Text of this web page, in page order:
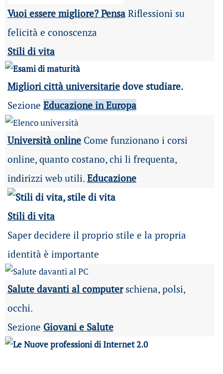
Vuoi essere migliore? PensaRiflessioni su
felicità e conoscenza
Stili di vita
Migliori città universitariedove studiare.
Sezione Educazione in Europa
Università online Come funzionano i corsi
online, quanto costano, chi li frequenta,
indirizzi web utili. Educazione
Stili di vita
Saper decidere il proprio stile e la propria
identità è importante
Salute davanti al computerschiena, polsi,
occhi.
Sezione Giovani e Salute